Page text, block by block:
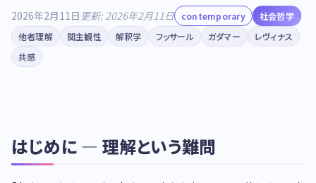
2026年2月11日 更新: 2026年2月11日 contemporary
社会哲学
他者理解
間主観性 解釈学 フッサール ガダマー
レヴィナス
共感
はじめに — 理解という難問